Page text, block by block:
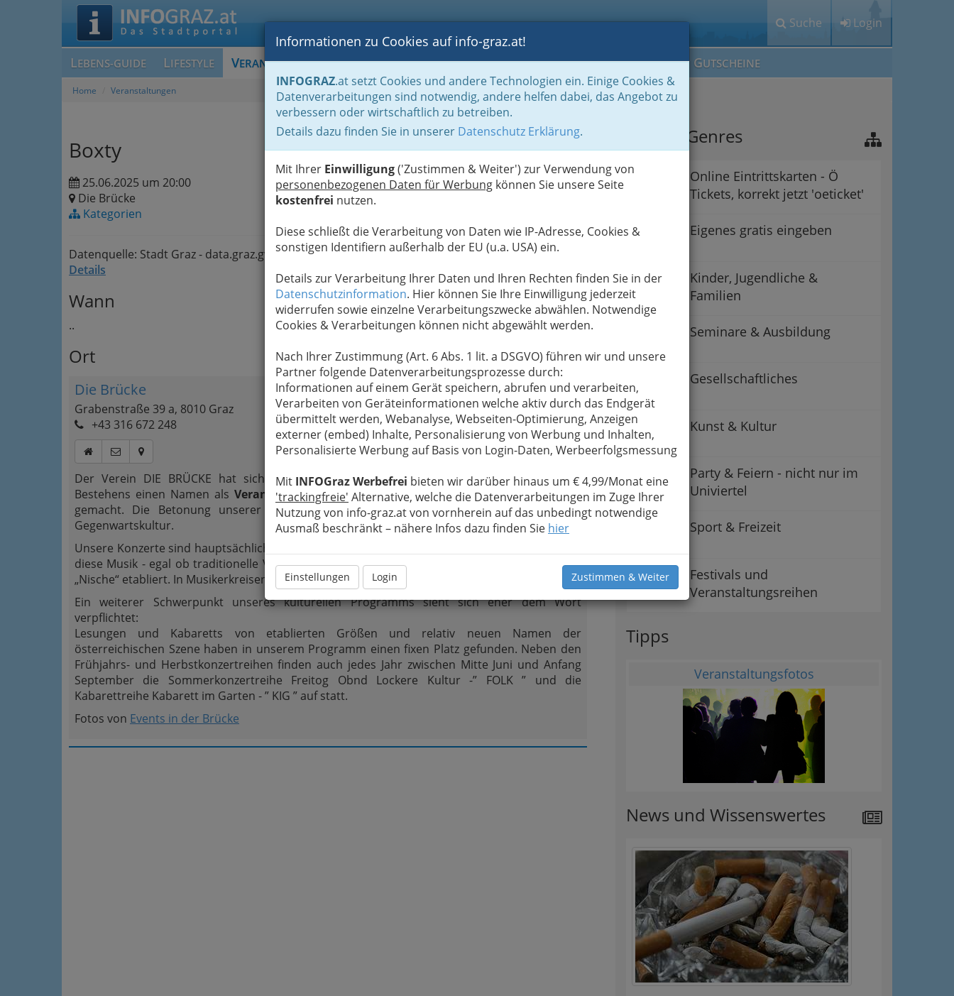
Suche Login
LEBENS-GUIDE LIFESTYLE VERANSTALTUNGEN BLOGS FOTOS GASTRONOMIE BRANCHEN MEIN IG GUTSCHEINE
Informationen zu Cookies auf info-graz.at!
INFOGRAZ.at setzt Cookies und andere Technologien ein. Einige Cookies &
Datenverarbeitungen sind notwendig, andere helfen dabei, das Angebot zu
verbessern oder wirtschaftlich zu betreiben.
Details dazu finden Sie in unserer Datenschutz Erklärung.
Mit Ihrer Einwilligung('Zustimmen & Weiter') zur Verwendung von
personenbezogenen Daten für Werbung können Sie unsere Seite
kostenfrei nutzen.
Diese schließt die Verarbeitung von Daten wie IP-Adresse, Cookies &
sonstigen Identifiern außerhalb der EU (u.a. USA) ein.
Details zur Verarbeitung Ihrer Daten und Ihren Rechten finden Sie in der
Datenschutzinformation. Hier können Sie Ihre Einwilligung jederzeit
widerrufen sowie einzelne Verarbeitungszwecke abwählen. Notwendige
Cookies & Verarbeitungen können nicht abgewählt werden.
Nach Ihrer Zustimmung (Art. 6 Abs. 1 lit. a DSGVO) führen wir und unsere
Partner folgende Datenverarbeitungsprozesse durch:
Informationen auf einem Gerät speichern, abrufen und verarbeiten,
Verarbeiten von Geräteinformationen welche aktiv durch das Endgerät
übermittelt werden, Webanalyse, Webseiten-Optimierung, Anzeigen
externer (embed) Inhalte, Personalisierung von Werbung und Inhalten,
Personalisierte Werbung auf Basis von Login-Daten, Werbeerfolgsmessung
Mit INFOGraz Werbefrei bieten wir darüber hinaus um € 4,99/Monat eine
'trackingfreie' Alternative, welche die Datenverarbeitungen im Zuge Ihrer
Nutzung von info-graz.at von vornherein auf das unbedingt notwendige
Ausmaß beschränkt – nähere Infos dazu finden Sie hier
Einstellungen Login Zustimmen & Weiter
Home Veranstaltungen
Boxty
25.06.2025 um 20:00
Die Brücke
Kategorien
Datenquelle: Stadt Graz - data.graz.gv.at
Details
Wann
..
Ort
Die Brücke
Grabenstraße 39 a, 8010 Graz
+43 316 672 248
Der Verein DIE BRÜCKE hat sich in den mehr als 20 Jahren seines
Bestehens einen Namen alsVeranstaltungsort ohne bauliche und gedankliche Grenzen
gemacht. Die Betonung unserer Programme liegt besonders auf der zeitgenössischen
Gegenwartskultur.
Unsere Konzerte sind hauptsächlich der akustischen Musik verschrieben. Mittlerweile hat sich
diese Musik - egal ob traditionelle Volksmusik, neue Volxmusik, Folk oder Fusion – als unsere
„Nische“ etabliert. In Musikerkreisen gelten wir als Nummer Eins in Graz.
Ein weiterer Schwerpunkt unseres kulturellen Programms sieht sich eher dem Wort
verpflichtet:
Lesungen und Kabaretts von etablierten Größen und relativ neuen Namen der
österreichischen Szene haben in unserem Programm einen fixen Platz gefunden. Neben den
Frühjahrs- und Herbstkonzertreihen finden auch jedes Jahr zwischen Mitte Juni und Anfang
September die Sommerkonzertreihe Freitog Obnd Lockere Kultur -” FOLK ” und die
Kabarettreihe Kabarett im Garten - ” KIG ” auf statt.
Fotos von Events in der Brücke
Unsere Genres
Online Eintrittskarten - Ö
Tickets, korrekt jetzt 'oeticket'
Eigenes gratis eingeben
Kinder, Jugendliche &
Familien
Seminare & Ausbildung
Gesellschaftliches
Kunst & Kultur
Party & Feiern - nicht nur im
Univiertel
Sport & Freizeit
Festivals und
Veranstaltungsreihen
Tipps
Veranstaltungsfotos
News und Wissenswertes